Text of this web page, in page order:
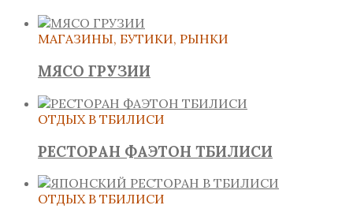
МАГАЗИНЫ, БУТИКИ, РЫНКИ
МЯСО ГРУЗИИ
ОТДЫХ В ТБИЛИСИ
РЕСТОРАН ФАЭТОН ТБИЛИСИ
ОТДЫХ В ТБИЛИСИ